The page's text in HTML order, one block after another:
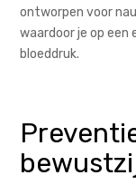
ontworpen voor
waardoor je op een
bloeddruk.